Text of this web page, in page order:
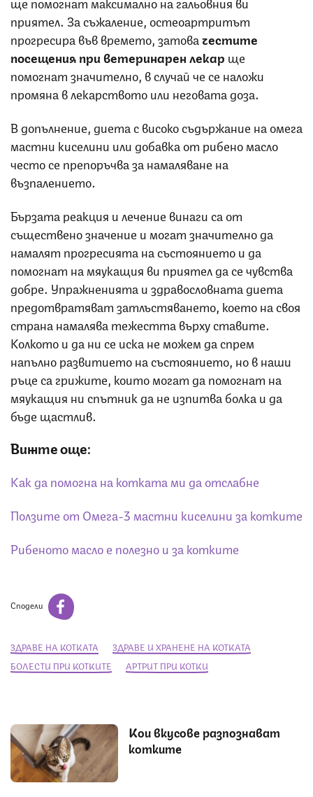
приятел. За съжаление, остеоартритът
прогресира във времето, затовачестите
посещения при ветеринарен лекар ще
помогнат значително, в случай че се наложи
промяна в лекарството или неговата доза.
В допълнение, диета с високо съдържание на омега
мастни киселини или добавка от рибено масло
често се препоръчва за намаляване на
възпалението.
Бързата реакция и лечение винаги са от
съществено значение и могат значително да
намалят прогресията на състоянието и да
помогнат на мяукащия ви приятел да се чувства
добре. Упражненията и здравословната диета
предотвратяват затлъстяването, което на своя
страна намалява тежестта върху ставите.
Колкото и да ни се иска не можем да спрем
напълно развитието на състоянието, но в наши
ръце са грижите, които могат да помогнат на
мяукащия ни спътник да не изпитва болка и да
бъде щастлив.
Вижте още:
Как да помогна на котката ми да отслабне
Ползите от Омега-3 мастни киселини за котките
Рибеното масло е полезно и за котките
Сподели
ЗДРАВЕ НА КОТКАТА
ЗДРАВЕ И ХРАНЕНЕ НА КОТКАТА
БОЛЕСТИ ПРИ КОТКИТЕ
АРТРИТ ПРИ КОТКИ
Кои вкусове разпознават
котките